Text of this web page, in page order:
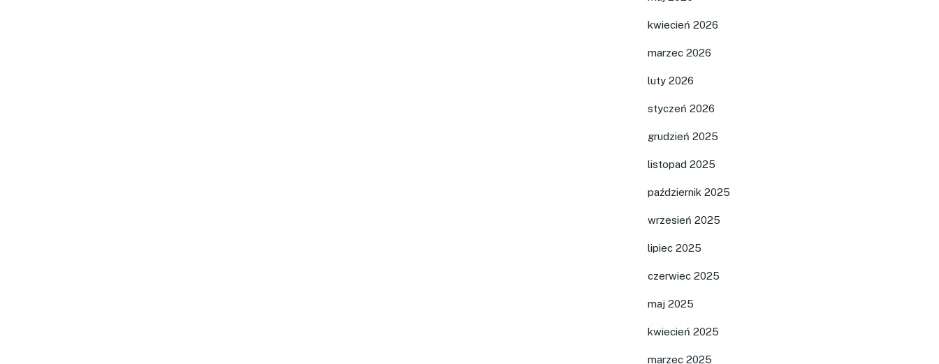
kwiecień 2026
marzec 2026
luty 2026
styczeń 2026
grudzień 2025
listopad 2025
październik 2025
wrzesień 2025
lipiec 2025
czerwiec 2025
maj 2025
kwiecień 2025
marzec 2025